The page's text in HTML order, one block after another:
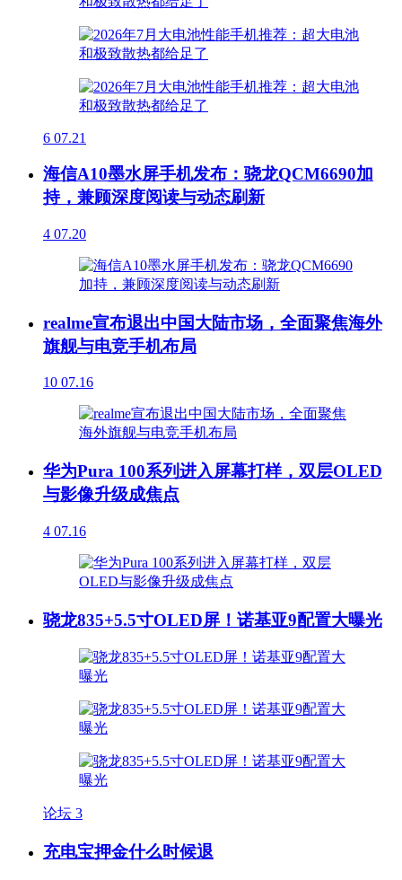
6 07.21
海信A10墨水屏手机发布：骁龙QCM6690加
持，兼顾深度阅读与动态刷新
4 07.20
realme宣布退出中国大陆市场，全面聚焦海外
旗舰与电竞手机布局
10 07.16
华为Pura 100系列进入屏幕打样，双层OLED
与影像升级成焦点
4 07.16
骁龙835+5.5寸OLED屏！诺基亚9配置大曝光
论坛 3
充电宝押金什么时候退